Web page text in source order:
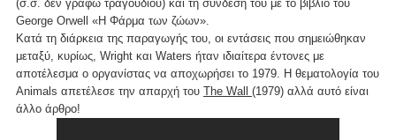
(σ.σ. δεν γράφω τραγουδιού) και τη σύνδεσή του με το βιβλίο του
George Orwell «Η Φάρμα των ζώων».
Κατά τη διάρκεια της παραγωγής του, οι εντάσεις που σημειώθηκαν
μεταξύ, κυρίως, Wright και Waters ήταν ιδιαίτερα έντονες με
αποτέλεσμα ο οργανίστας να αποχωρήσει το 1979. Η θεματολογία του
Animals απετέλεσε την απαρχή του The Wall (1979) αλλά αυτό είναι
άλλο άρθρο!